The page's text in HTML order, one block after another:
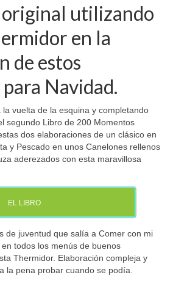
utilizando
en la
de estos
Navidad.
la vuelta de la esquina y completando
segundo Libro de 200 Momentos
dos elaboraciones de un clásico en
y Pescado en unos Canelones rellenos
aderezados con esta maravillosa
EL LIBRO
de juventud que salía a Comer con mi
todos los menús de buenos
Thermidor. Elaboración compleja y
la pena probar cuando se podía.